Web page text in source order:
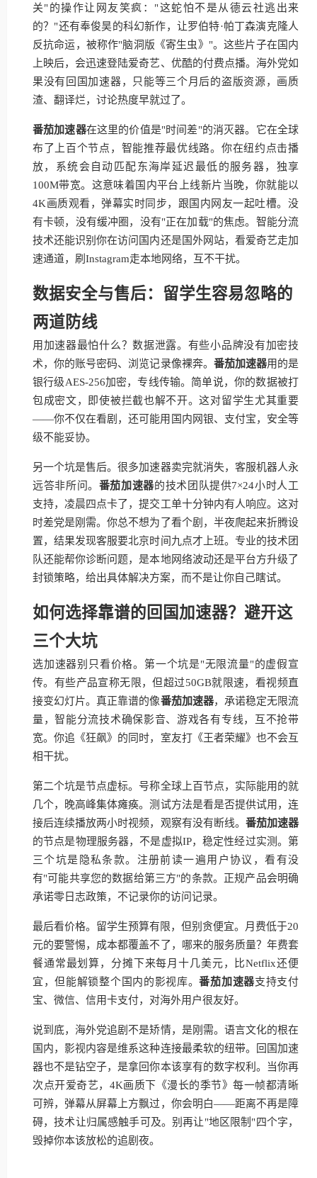
关"的操作让网友笑疯："这蛇怕不是从德云社逃出来
的？"还有奉俊昊的科幻新作，让罗伯特·帕丁森演克隆人
反抗命运，被称作"脑洞版《寄生虫》"。这些片子在国内
上映后，会迅速登陆爱奇艺、优酷的付费点播。海外党如
果没有回国加速器，只能等三个月后的盗版资源，画质
渣、翻译烂，讨论热度早就过了。
番茄加速器在这里的价值是"时间差"的消灭器。它在全球
布了上百个节点，智能推荐最优线路。你在纽约点击播
放，系统会自动匹配东海岸延迟最低的服务器，独享
100M带宽。这意味着国内平台上线新片当晚，你就能以
4K画质观看，弹幕实时同步，跟国内网友一起吐槽。没
有卡顿，没有缓冲圈，没有"正在加载"的焦虑。智能分流
技术还能识别你在访问国内还是国外网站，看爱奇艺走加
速通道，刷Instagram走本地网络，互不干扰。
数据安全与售后：留学生容易忽略的
两道防线
用加速器最怕什么？数据泄露。有些小品牌没有加密技
术，你的账号密码、浏览记录像裸奔。 番茄加速器用的是
银行级AES-256加密，专线传输。简单说，你的数据被打
包成密文，即使被拦截也解不开。这对留学生尤其重要
——你不仅在看剧，还可能用国内网银、支付宝，安全等
级不能妥协。
另一个坑是售后。很多加速器卖完就消失，客服机器人永
远答非所问。 番茄加速器的技术团队提供7×24小时人工
支持，凌晨四点卡了，提交工单十分钟内有人响应。这对
时差党是刚需。你总不想为了看个剧，半夜爬起来折腾设
置，结果发现客服要北京时间九点才上班。专业的技术团
队还能帮你诊断问题，是本地网络波动还是平台方升级了
封锁策略，给出具体解决方案，而不是让你自己瞎试。
如何选择靠谱的回国加速器？避开这
三个大坑
选加速器别只看价格。第一个坑是"无限流量"的虚假宣
传。有些产品宣称无限，但超过50GB就限速，看视频直
接变幻灯片。真正靠谱的像番茄加速器，承诺稳定无限流
量，智能分流技术确保影音、游戏各有专线，互不抢带
宽。你追《狂飙》的同时，室友打《王者荣耀》也不会互
相干扰。
第二个坑是节点虚标。号称全球上百节点，实际能用的就
几个，晚高峰集体瘫痪。测试方法是看是否提供试用，连
接后连续播放两小时视频，观察有没有断线。 番茄加速器
的节点是物理服务器，不是虚拟IP，稳定性经过实测。第
三个坑是隐私条款。注册前读一遍用户协议，看有没
有"可能共享您的数据给第三方"的条款。正规产品会明确
承诺零日志政策，不记录你的访问记录。
最后看价格。留学生预算有限，但别贪便宜。月费低于20
元的要警惕，成本都覆盖不了，哪来的服务质量？年费套
餐通常最划算，分摊下来每月十几美元，比Netflix还便
宜，但能解锁整个国内的影视库。番茄加速器支持支付
宝、微信、信用卡支付，对海外用户很友好。
说到底，海外党追剧不是矫情，是刚需。语言文化的根在
国内，影视内容是维系这种连接最柔软的纽带。回国加速
器也不是钻空子，是拿回你本该享有的数字权利。当你再
次点开爱奇艺，4K画质下《漫长的季节》每一帧都清晰
可辨，弹幕从屏幕上方飘过，你会明白——距离不再是障
碍，技术让归属感触手可及。别再让"地区限制"四个字，
毁掉你本该放松的追剧夜。